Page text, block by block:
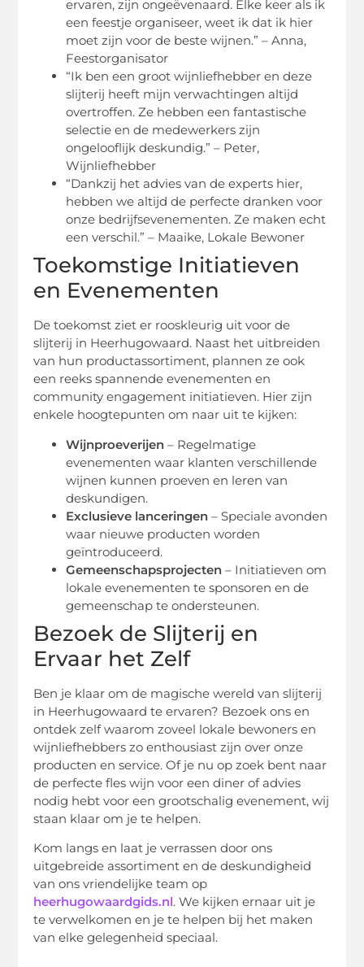
ervaren, zijn ongeëvenaard. Elke keer als ik
een feestje organiseer, weet ik dat ik hier
moet zijn voor de beste wijnen.” – Anna,
Feestorganisator
“Ik ben een groot wijnliefhebber en deze
slijterij heeft mijn verwachtingen altijd
overtroffen. Ze hebben een fantastische
selectie en de medewerkers zijn
ongelooflijk deskundig.” – Peter,
Wijnliefhebber
“Dankzij het advies van de experts hier,
hebben we altijd de perfecte dranken voor
onze bedrijfsevenementen. Ze maken echt
een verschil.” – Maaike, Lokale Bewoner
Toekomstige Initiatieven
en Evenementen
De toekomst ziet er rooskleurig uit voor de
slijterij in Heerhugowaard. Naast het uitbreiden
van hun productassortiment, plannen ze ook
een reeks spannende evenementen en
community engagement initiatieven. Hier zijn
enkele hoogtepunten om naar uit te kijken:
Wijnproeverijen – Regelmatige
evenementen waar klanten verschillende
wijnen kunnen proeven en leren van
deskundigen.
Exclusieve lanceringen – Speciale avonden
waar nieuwe producten worden
geïntroduceerd.
Gemeenschapsprojecten – Initiatieven om
lokale evenementen te sponsoren en de
gemeenschap te ondersteunen.
Bezoek de Slijterij en
Ervaar het Zelf
Ben je klaar om de magische wereld van slijterij
in Heerhugowaard te ervaren? Bezoek ons en
ontdek zelf waarom zoveel lokale bewoners en
wijnliefhebbers zo enthousiast zijn over onze
producten en service. Of je nu op zoek bent naar
de perfecte fles wijn voor een diner of advies
nodig hebt voor een grootschalig evenement, wij
staan klaar om je te helpen.
Kom langs en laat je verrassen door ons
uitgebreide assortiment en de deskundigheid
van ons vriendelijke team op
heerhugowaardgids.nl. We kijken ernaar uit je
te verwelkomen en je te helpen bij het maken
van elke gelegenheid speciaal.